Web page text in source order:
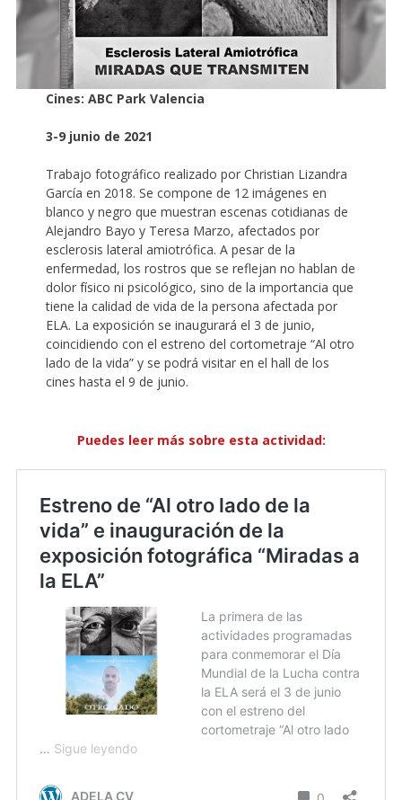
Cines: ABC Park Valencia
3-9 junio de 2021
Trabajo fotográfico realizado por Christian Lizandra
García en 2018. Se compone de 12 imágenes en
blanco y negro que muestran escenas cotidianas de
Alejandro Bayo y Teresa Marzo, afectados por
esclerosis lateral amiotrófica. A pesar de la
enfermedad, los rostros que se reflejan no hablan de
dolor físico ni psicológico, sino de la importancia que
tiene la calidad de vida de la persona afectada por
ELA. La exposición se inaugurará el 3 de junio,
coincidiendo con el estreno del cortometraje “Al otro
lado de la vida” y se podrá visitar en el hall de los
cines hasta el 9 de junio.
Puedes leer más sobre esta actividad: